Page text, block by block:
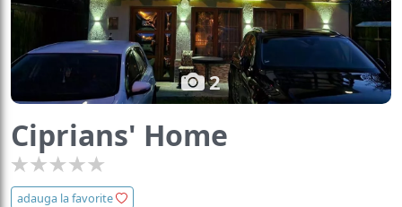
2
Ciprians' Home
adauga la favorite